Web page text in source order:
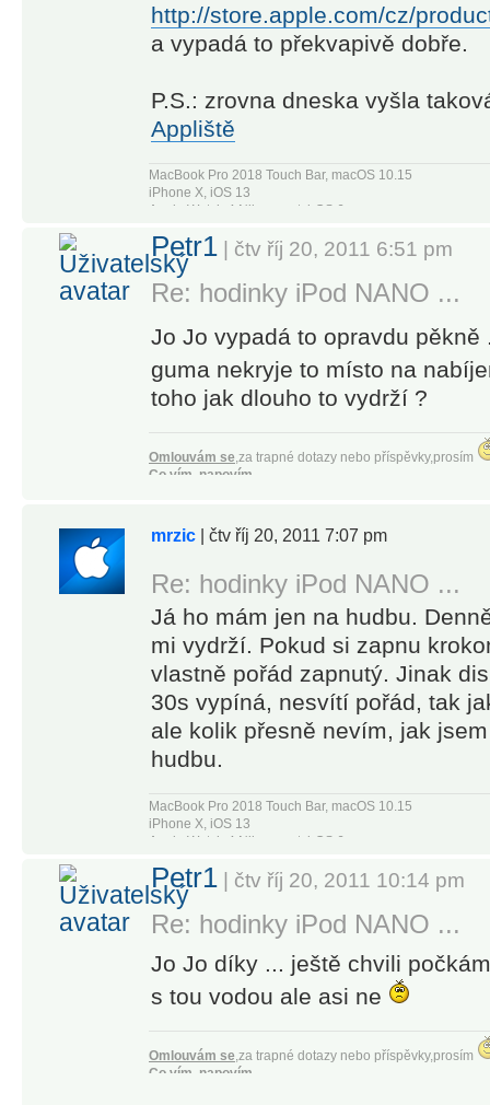
http://store.apple.com/cz/
a vypadá to překvapivě dobře.
P.S.: zrovna dneska vyšla
Appliště
MacBook Pro 2018 Touch Bar, macOS 10.15
iPhone X, iOS 13
Apple Watch 4 Nike+, watchOS 6
Petr1 | čtv říj 20, 2011 6:51 pm
Re: hodinky iPod NANO ...
Jo Jo vypadá to opravdu
guma nekryje to místo na
toho jak dlouho to vydrží ?
Omlouvám se,za trapné dotazy nebo příspěvky,prosím
Co vím, napovím.
iPhone 5 black 16GB |iOS 8.1|JB|02
Citizen Eco-Drive Skyhawk Flight Chrono JY0000-53E
mrzic | čtv říj 20, 2011 7:07 pm
Re: hodinky iPod NANO ...
Já ho mám jen na hudbu.
mi vydrží. Pokud si zapnu
vlastně pořád zapnutý. Jinak
30s vypíná, nesvítí pořád, tak
ale kolik přesně nevím, jak
hudbu.
MacBook Pro 2018 Touch Bar, macOS 10.15
iPhone X, iOS 13
Apple Watch 4 Nike+, watchOS 6
Petr1 | čtv říj 20, 2011 10:14 pm
Re: hodinky iPod NANO ...
Jo Jo díky ... ještě chvili
s tou vodou ale asi ne
Omlouvám se,za trapné dotazy nebo příspěvky,prosím
Co vím, napovím.